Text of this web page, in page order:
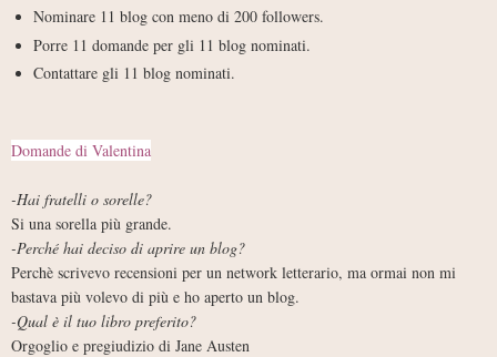
Nominare 11 blog con meno di 200 followers.
Porre 11 domande per gli 11 blog nominati.
Contattare gli 11 blog nominati.
Domande di Valentina
-Hai fratelli o sorelle?
Si una sorella più grande.
-Perché hai deciso di aprire un blog?
Perchè scrivevo recensioni per un network letterario, ma ormai non mi
bastava più volevo di più e ho aperto un blog.
-Qual è il tuo libro preferito?
Orgoglio e pregiudizio di Jane Austen